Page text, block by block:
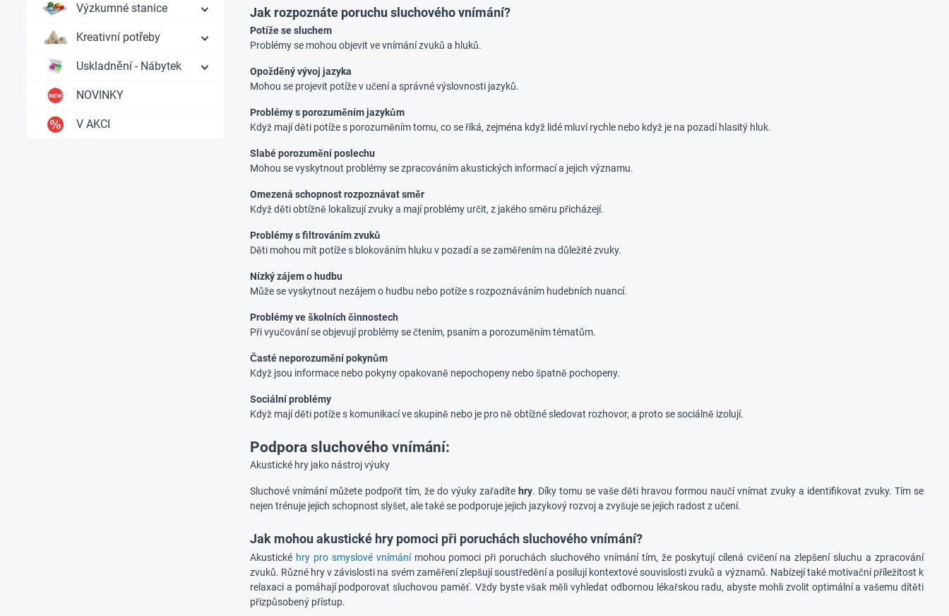
Výzkumné stanice
Kreativní potřeby
Uskladnění - Nábytek
NOVINKY
V AKCI
Jak rozpoznáte poruchu sluchového vnímání?
Potíže se sluchem
Problémy se mohou objevit ve vnímání zvuků a hluků.
Opožděný vývoj jazyka
Mohou se projevit potíže v učení a správné výslovnosti jazyků.
Problémy s porozuměním jazykům
Když mají děti potíže s porozuměním tomu, co se říká, zejména když lidé mluví rychle nebo když je na pozadí hlasitý hluk.
Slabé porozumění poslechu
Mohou se vyskytnout problémy se zpracováním akustických informací a jejich významu.
Omezená schopnost rozpoznávat směr
Když děti obtížně lokalizují zvuky a mají problémy určit, z jakého směru přicházejí.
Problémy s filtrováním zvuků
Děti mohou mít potíže s blokováním hluku v pozadí a se zaměřením na důležité zvuky.
Nízký zájem o hudbu
Může se vyskytnout nezájem o hudbu nebo potíže s rozpoznáváním hudebních nuancí.
Problémy ve školních činnostech
Při vyučování se objevují problémy se čtením, psaním a porozuměním tématům.
Časté neporozumění pokynům
Když jsou informace nebo pokyny opakovaně nepochopeny nebo špatně pochopeny.
Sociální problémy
Když mají děti potíže s komunikací ve skupině nebo je pro ně obtížné sledovat rozhovor, a proto se sociálně izolují.
Podpora sluchového vnímání:
Akustické hry jako nástroj výuky
Sluchové vnímání můžete podpořit tím, že do výuky zařadíte hry. Díky tomu se vaše děti hravou formou naučí vnímat zvuky a identifikovat zvuky. Tím se
nejen trénuje jejich schopnost slyšet, ale také se podporuje jejich jazykový rozvoj a zvyšuje se jejich radost z učení.
Jak mohou akustické hry pomoci při poruchách sluchového vnímání?
Akustické hry pro smyslové vnímánímohou pomoci při poruchách sluchového vnímání tím, že poskytují cílená cvičení na zlepšení sluchu a zpracování
zvuků. Různé hry v závislosti na svém zaměření zlepšují soustředění a posilují kontextové souvislosti zvuků a významů. Nabízejí také motivační příležitost k
relaxaci a pomáhají podporovat sluchovou paměť. Vždy byste však měli vyhledat odbornou lékařskou radu, abyste mohli zvolit optimální a vašemu dítěti
přizpůsobený přístup.